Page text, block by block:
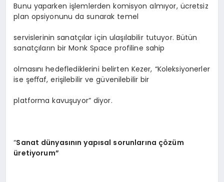
Bunu yaparken işlemlerden komisyon almıyor, ücretsiz
plan opsiyonunu da sunarak temel
servislerinin sanatçılar için ulaşılabilir tutuyor. Bütün
sanatçıların bir Monk Space profiline sahip
olmasını hedeflediklerini belirten Kezer, “Koleksiyonerler
ise şeﬀaf, erişilebilir ve güvenilebilir bir
platforma kavuşuyor” diyor.
“Sanat dünyasının yapısal sorunlarına çözüm
üretiyorum”